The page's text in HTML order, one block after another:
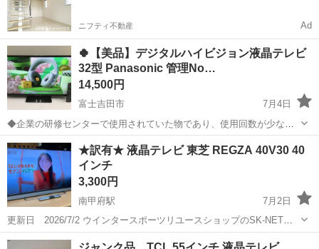
ニフティ不動産 Ad
🍀【美品】デジタルハイビジョン液晶テレビ
32型 Panasonic 管理No…
14,500円
富士吉田市
7月4日
◆企業の研修センターで使用されていた物であり、使用回数が少なく
極上品です。 ◎薄型ハイビジョンテレビの高画質は素晴らしいの一言
です ◎３２型なので大画面・大迫力の映像が楽しめます。 ◎消費電力
も極わずかで超高画質の映像...
山梨 富士吉田市 テレビ ケーブル
★訳有★ 液晶テレビ 東芝 REGZA 40V30 40
インチ
3,300円
南甲府駅
7月2日
更新日 2026/7/2 ウインタースポーツリユースショップのSK-NETで
す スキー、スノボ等のリユースを主体に 家電 家具 等も取り扱って
山梨 甲府市 南甲府駅